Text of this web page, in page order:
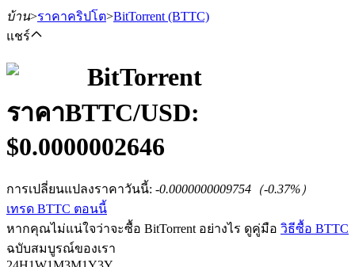
ฟิวเจอร์ส
บ้าน>ราคาคริปโต>BitTorrent (BTTC)
แชร์
BitTorrent
ราคาBTTC/USD:
$0.0000002646
การเปลี่ยนแปลงราคาวันนี้: -0.0000000009754 （-0.37%）
เทรด BTTC ตอนนี้
หากคุณไม่แน่ใจว่าจะซื้อ BitTorrent อย่างไร ดูคู่มือ วิธีซื้อ BTTC
ฉบับสมบูรณ์ของเรา